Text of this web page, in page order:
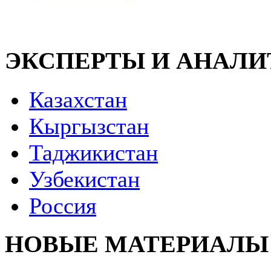
ЭКСПЕРТЫ И
Казахстан
Кыргызстан
Таджикистан
Узбекистан
Россия
НОВЫЕ МАТЕРИАЛЫ